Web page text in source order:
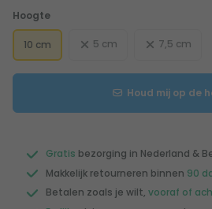
Hoogte
10 cm 5 cm 7,5 cm
Houd mij op de
Gratis bezorging in Nederland &
Makkelijk retourneren binnen 90
Betalen zoals je wilt, vooraf of